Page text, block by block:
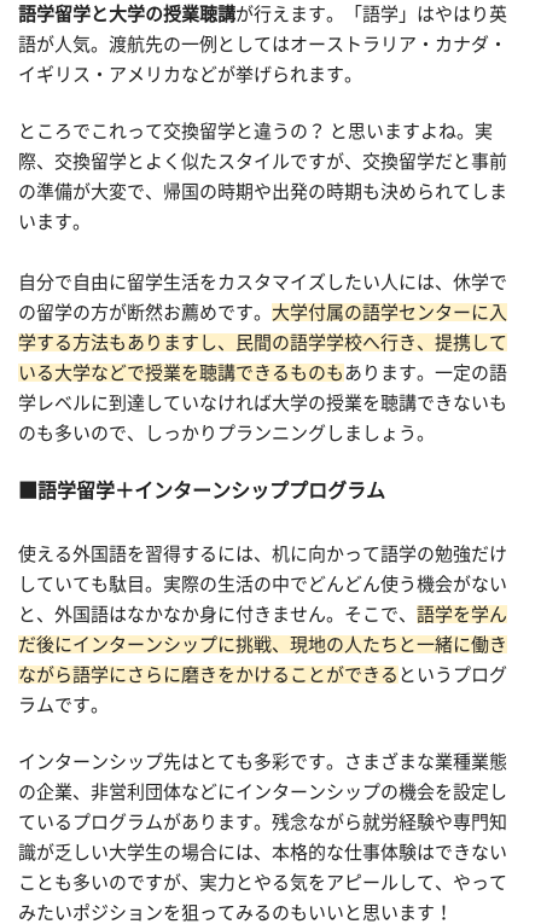
語学留学と大学の授業聴講が行えます。「語学」はやはり英
語が人気。渡航先の一例としてはオーストラリア・カナダ・
イギリス・アメリカなどが挙げられます。
ところでこれって交換留学と違うの？ と思いますよね。実
際、交換留学とよく似たスタイルですが、交換留学だと事前
の準備が大変で、帰国の時期や出発の時期も決められてしま
います。
自分で自由に留学生活をカスタマイズしたい人には、休学で
の留学の方が断然お薦めです。 大学付属の語学センターに入
学する方法もありますし、民間の語学学校へ行き、提携して
いる大学などで授業を聴講できるものも あります。一定の語
学レベルに到達していなければ大学の授業を聴講できないも
のも多いので、しっかりプランニングしましょう。
語学留学＋インターンシッププログラム
使える外国語を習得するには、机に向かって語学の勉強だけ
していても駄目。実際の生活の中でどんどん使う機会がない
と、外国語はなかなか身に付きません。そこで、 語学を学ん
だ後にインターンシップに挑戦、現地の人たちと一緒に働き
ながら語学にさらに磨きをかけることができる というプログ
ラムです。
インターンシップ先はとても多彩です。さまざまな業種業態
の企業、非営利団体などにインターンシップの機会を設定し
ているプログラムがあります。残念ながら就労経験や専門知
識が乏しい大学生の場合には、本格的な仕事体験はできない
ことも多いのですが、実力とやる気をアピールして、やって
みたいポジションを狙ってみるのもいいと思います！